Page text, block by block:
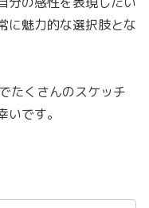
に魅力的な選択肢とな
たくさんのスケッチ
です。